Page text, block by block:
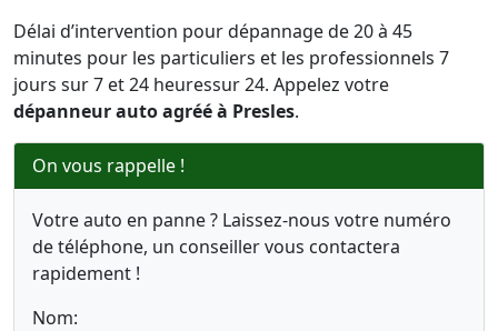
Délai d’intervention pour dépannage de 20 à 45
minutes pour les particuliers et les professionnels 7
jours sur 7 et 24 heuressur 24. Appelez votre
dépanneur auto agréé à Presles.
On vous rappelle !
Votre auto en panne ? Laissez-nous votre numéro
de téléphone, un conseiller vous contactera
rapidement !
Nom: